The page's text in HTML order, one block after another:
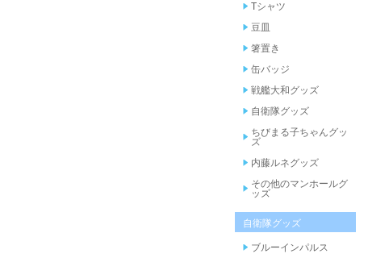
Tシャツ
豆皿
箸置き
缶バッジ
戦艦大和グッズ
自衛隊グッズ
ちびまる子ちゃんグッ
ズ
内藤ルネグッズ
その他のマンホールグ
ッズ
自衛隊グッズ
ブルーインパルス